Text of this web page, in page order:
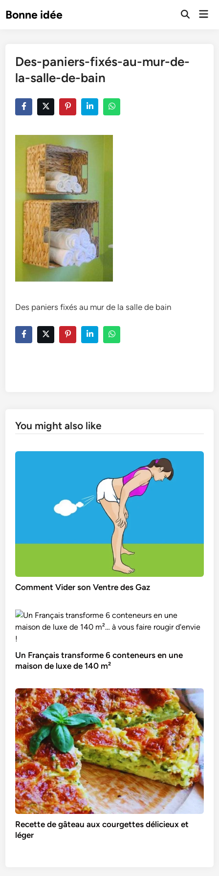
toBonne idée
Open
Des-paniers-fixés-au-mur-de-
la-salle-de-bain
Des paniers fixés au mur de la salle de bain
You might also like
Comment Vider son Ventre des Gaz
Un Français transforme 6 conteneurs en une
maison de luxe de 140 m²
Recette de gâteau aux courgettes délicieux et
léger